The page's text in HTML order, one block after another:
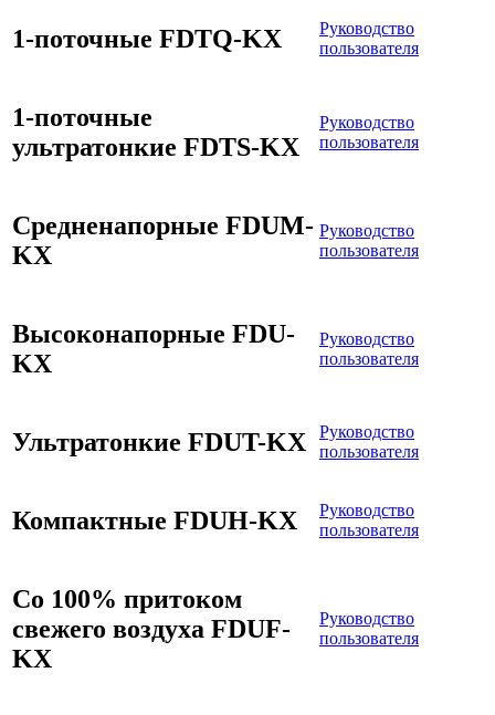
1-поточные FDTQ-KX
Руководство
пользователя
1-поточные
ультратонкие FDTS-KX
Руководство
пользователя
Средненапорные FDUM-
KX
Руководство
пользователя
Высоконапорные FDU-
KX
Руководство
пользователя
Ультратонкие FDUT-KX
Руководство
пользователя
Компактные FDUH-KX
Руководство
пользователя
Со 100% притоком
свежего воздуха FDUF-
KX
Руководство
пользователя